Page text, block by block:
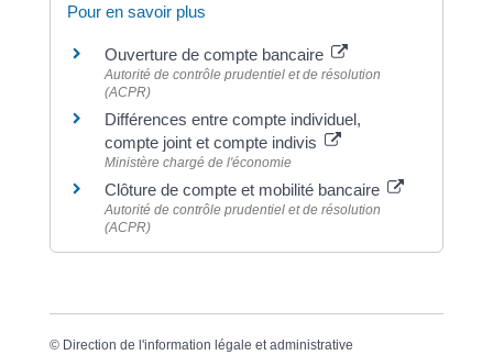
Pour en savoir plus
Ouverture de compte bancaire
Autorité de contrôle prudentiel et de résolution
(ACPR)
Différences entre compte individuel,
compte joint et compte indivis
Ministère chargé de l'économie
Clôture de compte et mobilité bancaire
Autorité de contrôle prudentiel et de résolution
(ACPR)
© Direction de l'information légale et administrative